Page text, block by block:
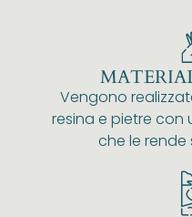
Vengono
resina e pietre
che le rende